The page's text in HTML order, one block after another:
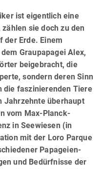
ist eigentlich eine
sie doch zu den
der Erde. Einem
Graupapagei Alex,
beigebracht, die
sondern deren Sinn
die faszinierenden Tiere
Jahrzehnte überhaupt
vom Max-Planck-
in Seewiesen (in
mit der Loro Parque
Papageien-
und Bedürfnisse der